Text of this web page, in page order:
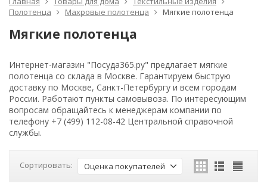
Полотенца
Махровые полотенца Мягкие полотенца
Мягкие полотенца
Интернет-магазин "Посуда365.ру" предлагает мягкие
полотенца со склада в Москве. Гарантируем быструю
доставку по Москве, Санкт-Петербургу и всем городам
России. Работают пункты самовывоза. По интересующим
вопросам обращайтесь к менеджерам компании по
телефону +7 (499) 112-08-42 Центральной справочной
службы.
Сортировать: Оценка покупателей